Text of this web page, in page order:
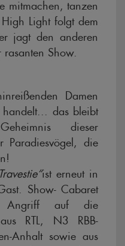
mitmachen, tanzen
Light folgt dem
jagt den anderen
rasanten Show.
Damen
das bleibt
dieser
Paradiesvögel, die
ist erneut in
Show- Cabaret
Angriff auf die
RTL, N3 RBB-
Anhalt sowie aus